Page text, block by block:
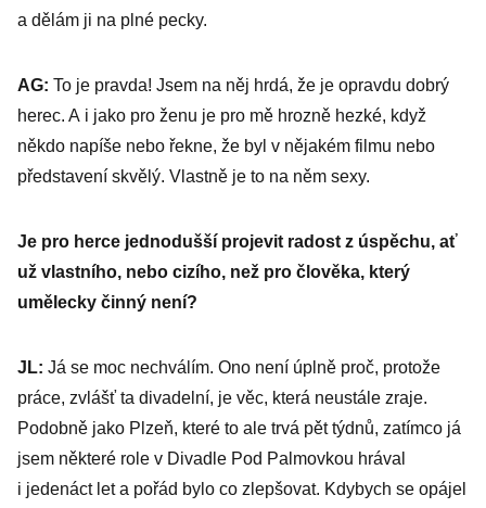
a dělám ji na plné pecky.
AG: To je pravda! Jsem na něj hrdá, že je opravdu dobrý
herec. A i jako pro ženu je pro mě hrozně hezké, když
někdo napíše nebo řekne, že byl v nějakém filmu nebo
představení skvělý. Vlastně je to na něm sexy.
Je pro herce jednodušší projevit radost z úspěchu, ať
už vlastního, nebo cizího, než pro člověka, který
umělecky činný není?
JL: Já se moc nechválím. Ono není úplně proč, protože
práce, zvlášť ta divadelní, je věc, která neustále zraje.
Podobně jako Plzeň, které to ale trvá pět týdnů, zatímco já
jsem některé role v Divadle Pod Palmovkou hrával
i jedenáct let a pořád bylo co zlepšovat. Kdybych se opájel